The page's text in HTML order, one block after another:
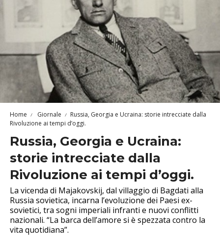
Home Giornale
Russia, Georgia e Ucraina: storie intrecciate dalla
Rivoluzione ai tempi d’oggi.
Russia, Georgia e Ucraina:
storie intrecciate dalla
Rivoluzione ai tempi d’oggi.
La vicenda di Majakovskij, dal villaggio di Bagdati alla
Russia sovietica, incarna l’evoluzione dei Paesi ex-
sovietici, tra sogni imperiali infranti e nuovi conflitti
nazionali. “La barca dell’amore si è spezzata contro la
vita quotidiana”.